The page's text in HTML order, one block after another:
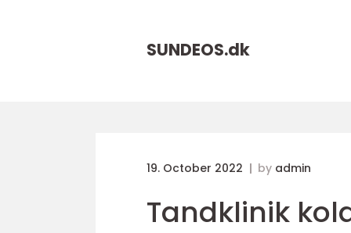
SUNDEOS.dk
19. October 2022 by admin
Tandklinik